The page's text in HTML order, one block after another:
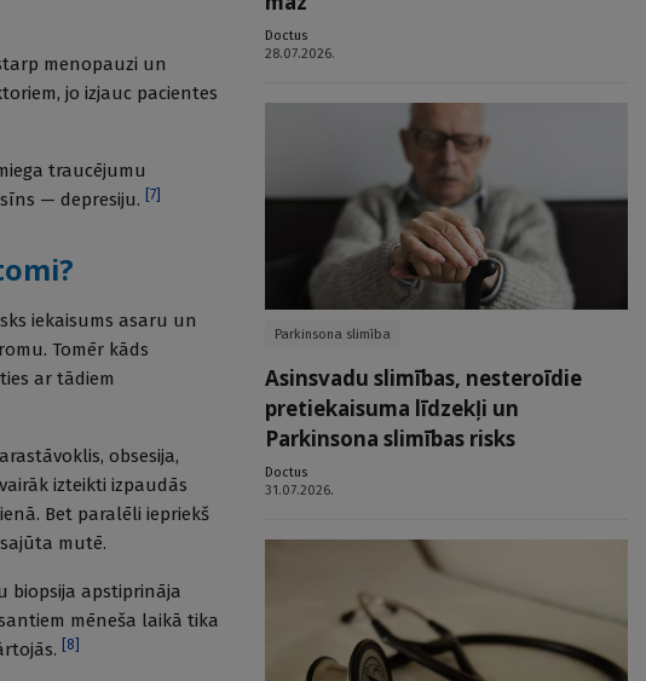
menopauzi un
jo izjauc pacientes
traucējumu
— depresiju.
7
iekaisums asaru un
Tomēr kāds
ar tādiem
obsesija,
izteikti izpaudās
Bet paralēli iepriekš
mutē.
biopsija apstiprināja
mēneša laikā tika
8
Doctus
28.07.2026.
Parkinsona slimība
Asinsvadu slimības, nesteroīdie
pretiekaisuma līdzekļi un
Parkinsona slimības risks
Doctus
31.07.2026.